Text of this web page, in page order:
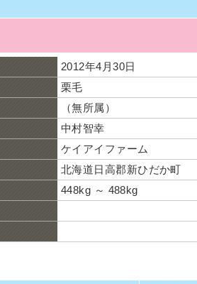
2012年4月30日
栗毛
（無所属）
中村智幸
ケイアイファーム
北海道日高郡新ひだか町
448kg ～ 488kg